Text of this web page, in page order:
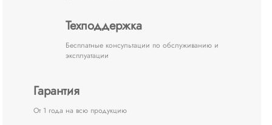
Техподдержка
Бесплатные консультации по обслуживанию и
эксплуатации
Гарантия
От 1 года на всю продукцию